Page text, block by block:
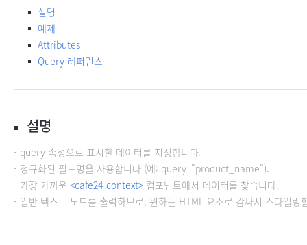
설명
예제
Attributes
Query 레퍼런스
설명
query 속성으로 표시할 데이터를 지정합니다.
정규화된 필드명을 사용합니다 (예: query="product_name").
가장 가까운 <cafe24-context> 컴포넌트에서 데이터를 찾습니다.
일반 텍스트 노드를 출력하므로, 원하는 HTML 요소로 감싸서 스타일링